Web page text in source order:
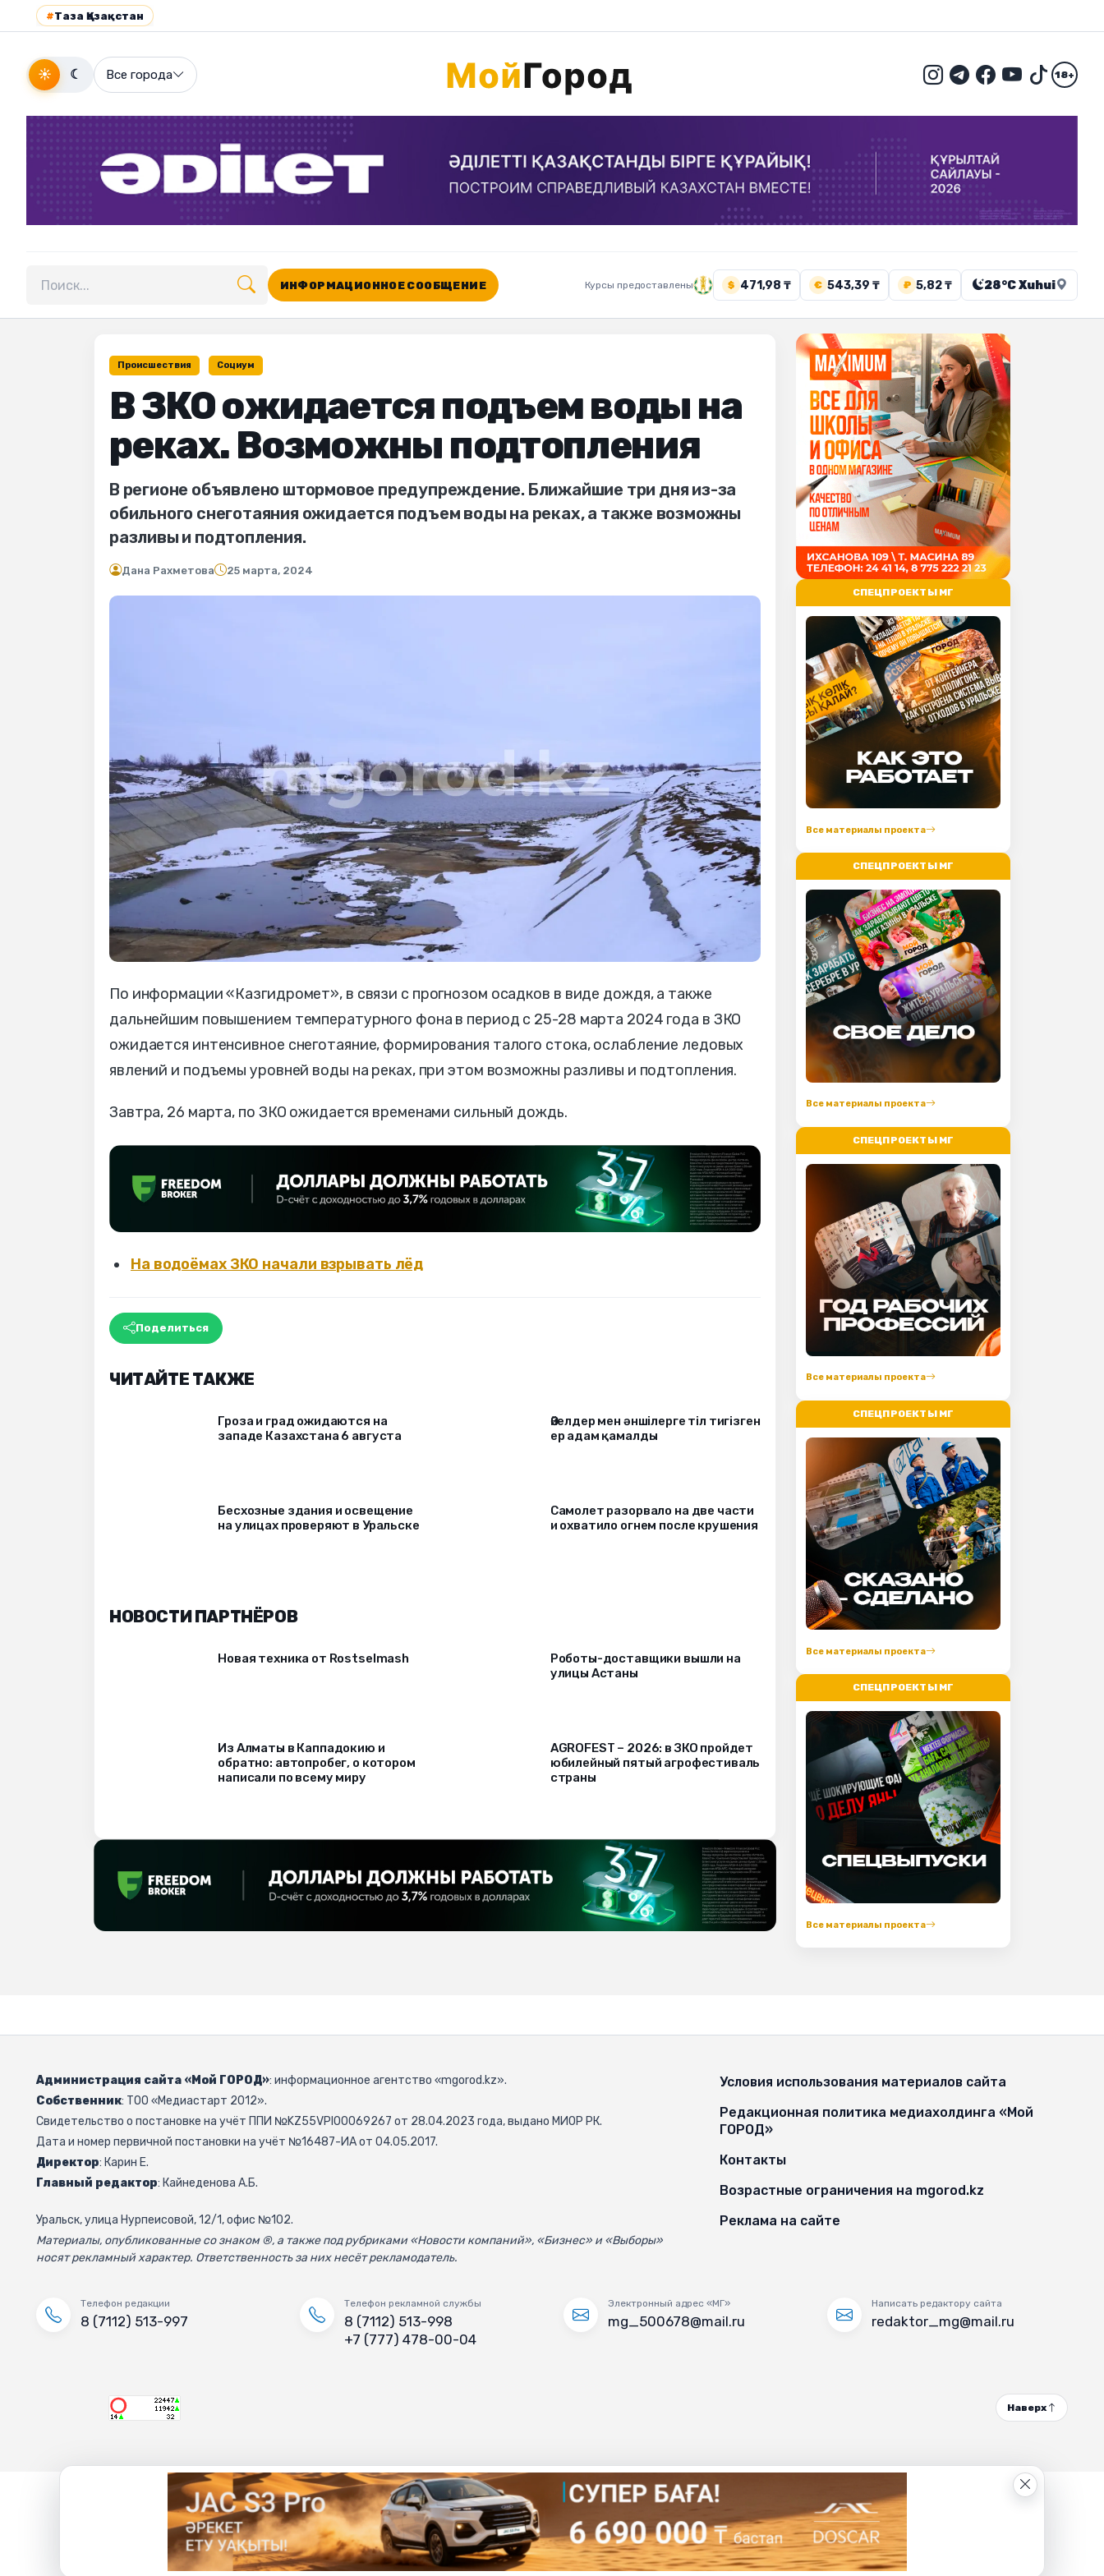
#Таза Қазақстан
☀ ☾ Все города 18+
Поиск по сайту
ИНФОРМАЦИОННОЕ СООБЩЕНИЕ Курсы предоставлены $ 471,98 ₸ € 543,39 ₸ ₽ 5,82 ₸ 28°C Xuhui
Происшествия Социум
В ЗКО ожидается подъем воды на
реках. Возможны подтопления
В регионе объявлено штормовое предупреждение. Ближайшие три дня из-за
обильного снеготаяния ожидается подъем воды на реках, а также возможны
разливы и подтопления.
Дана Рахметова 25 марта, 2024
По информации «Казгидромет», в связи с прогнозом осадков в виде дождя, а также
дальнейшим повышением температурного фона в период с 25-28 марта 2024 года в ЗКО
ожидается интенсивное снеготаяние, формирования талого стока, ослабление ледовых
явлений и подъемы уровней воды на реках, при этом возможны разливы и подтопления.
Завтра, 26 марта, по ЗКО ожидается временами сильный дождь.
На водоёмах ЗКО начали взрывать лёд
Поделиться
ЧИТАЙТЕ ТАКЖЕ
Гроза и град ожидаются на
западе Казахстана 6 августа
Әйелдер мен әншілерге тіл тигізген
ер адам қамалды
Бесхозные здания и освещение
на улицах проверяют в Уральске
Самолет разорвало на две части
и охватило огнем после крушения
НОВОСТИ ПАРТНЁРОВ
Новая техника от Rostselmash
Роботы-доставщики вышли на
улицы Астаны
Из Алматы в Каппадокию и
обратно: автопробег, о котором
написали по всему миру
AGROFEST – 2026: в ЗКО пройдет
юбилейный пятый агрофестиваль
страны
СПЕЦПРОЕКТЫ МГ
Все материалы проекта
СПЕЦПРОЕКТЫ МГ
Все материалы проекта
СПЕЦПРОЕКТЫ МГ
Все материалы проекта
СПЕЦПРОЕКТЫ МГ
Все материалы проекта
СПЕЦПРОЕКТЫ МГ
Все материалы проекта
Администрация сайта «Мой ГОРОД»: информационное агентство «mgorod.kz».
Собственник: ТОО «Медиастарт 2012».
Свидетельство о постановке на учёт ППИ №KZ55VPI00069267 от 28.04.2023 года, выдано МИОР РК.
Дата и номер первичной постановки на учёт №16487-ИА от 04.05.2017.
Директор: Карин Е.
Главный редактор: Кайнеденова А.Б.
Уральск, улица Нурпеисовой, 12/1, офис №102.
Материалы, опубликованные со знаком ®, а также под рубриками «Новости компаний», «Бизнес» и «Выборы»
носят рекламный характер. Ответственность за них несёт рекламодатель.
Условия использования материалов сайта
Редакционная политика медиахолдинга «Мой
ГОРОД»
Контакты
Возрастные ограничения на mgorod.kz
Реклама на сайте
Телефон редакции
8 (7112) 513-997
Телефон рекламной службы
8 (7112) 513-998
+7 (777) 478-00-04
Электронный адрес «МГ»
mg_500678@mail.ru
Написать редактору сайта
redaktor_mg@mail.ru
Наверх